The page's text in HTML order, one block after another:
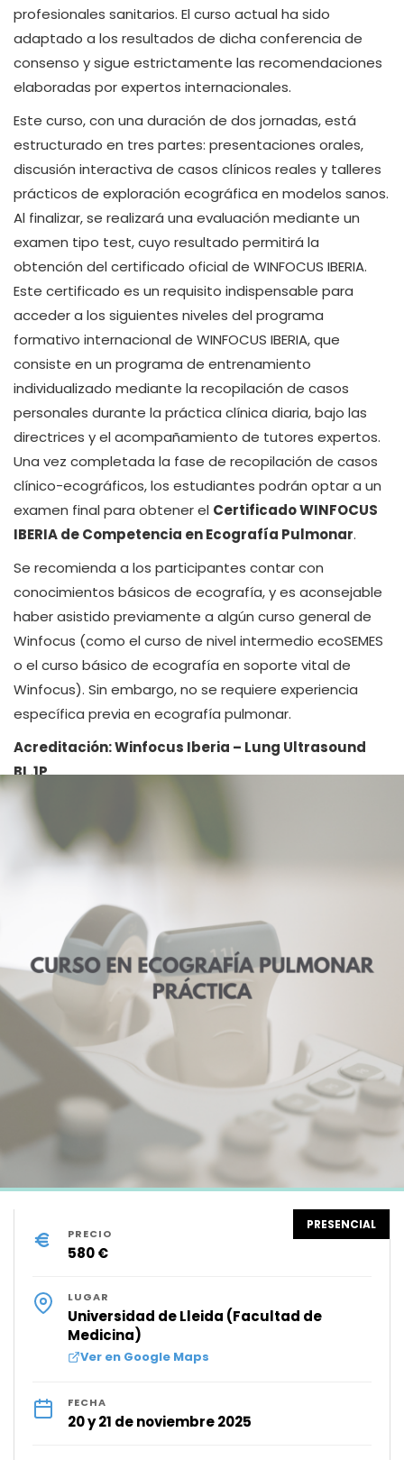
profesionales sanitarios. El curso actual ha sido
adaptado a los resultados de dicha conferencia de
consenso y sigue estrictamente las recomendaciones
elaboradas por expertos internacionales.
Este curso, con una duración de dos jornadas, está
estructurado en tres partes: presentaciones orales,
discusión interactiva de casos clínicos reales y talleres
prácticos de exploración ecográfica en modelos sanos.
Al finalizar, se realizará una evaluación mediante un
examen tipo test, cuyo resultado permitirá la
obtención del certificado oficial de WINFOCUS IBERIA.
Este certificado es un requisito indispensable para
acceder a los siguientes niveles del programa
formativo internacional de WINFOCUS IBERIA, que
consiste en un programa de entrenamiento
individualizado mediante la recopilación de casos
personales durante la práctica clínica diaria, bajo las
directrices y el acompañamiento de tutores expertos.
Una vez completada la fase de recopilación de casos
clínico-ecográficos, los estudiantes podrán optar a un
examen final para obtener el Certificado WINFOCUS
IBERIA de Competencia en Ecografía Pulmonar.
Se recomienda a los participantes contar con
conocimientos básicos de ecografía, y es aconsejable
haber asistido previamente a algún curso general de
Winfocus (como el curso de nivel intermedio ecoSEMES
o el curso básico de ecografía en soporte vital de
Winfocus). Sin embargo, no se requiere experiencia
específica previa en ecografía pulmonar.
Acreditación: Winfocus Iberia – Lung Ultrasound
BL.1P
PRESENCIAL
PRECIO
580 €
LUGAR
Universidad de Lleida (Facultad de
Medicina)
Ver en Google Maps
FECHA
20 y 21 de noviembre 2025